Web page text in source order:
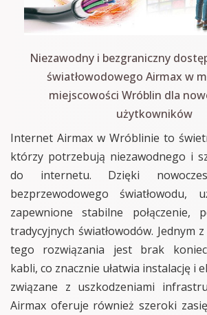
Niezawodny i bezgraniczny
światłowodowego Airmax w
miejscowości Wróblin dla
użytkowników
Internet Airmax w Wróblinie to
którzy potrzebują niezawodnego i
do internetu. Dzięki
bezprzewodowego światłowodu,
zapewnione stabilne połączenie,
tradycyjnych światłowodów. Jednym
tego rozwiązania jest brak
kabli, co znacznie ułatwia instalację i
związane z uszkodzeniami
Airmax oferuje również szeroki